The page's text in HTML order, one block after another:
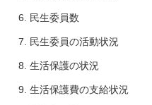
民生委員数
民生委員の活動状況
生活保護の状況
生活保護費の支給状況